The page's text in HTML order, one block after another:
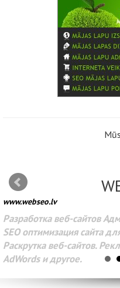
www.webseo.lv
Разработка веб-сайтов
SEO оптимизация сайта
Раскрутка веб-сайтов.
AdWords и другое.